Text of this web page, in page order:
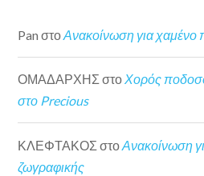
Pan στοΑνακοίνωση για χαμένο
ΟΜΑΔΑΡΧΗΣ στοΧορός
στο Precious
ΚΛΕΦΤΑΚΟΣ στοΑνακοίνωση
ζωγραφικής